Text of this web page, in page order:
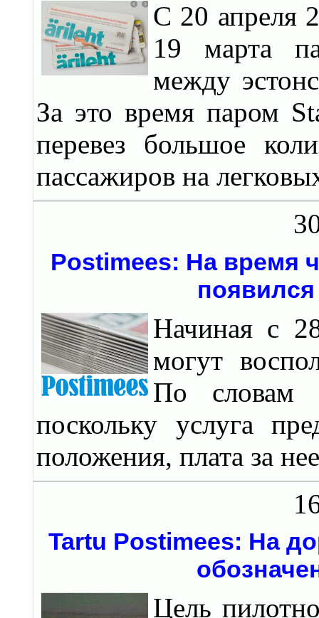
C 20 апреля
19 марта
между
За это время паром
перевез большое
пассажиров на
Postimees: На время
Начиная с
могут
По словам
поскольку услуга
положения, плата за
Tartu Postimees: На
Цель